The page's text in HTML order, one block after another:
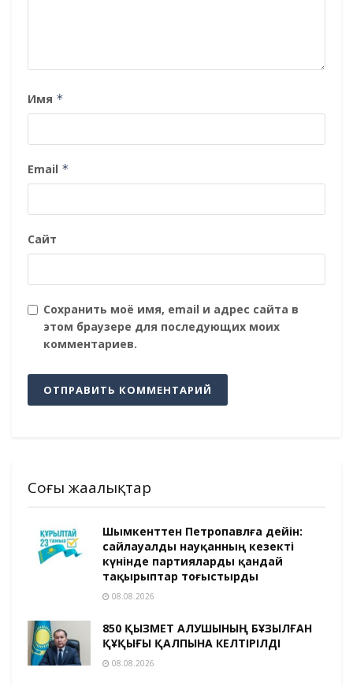
Имя *
Email *
Сайт
Сохранить моё имя, email и адрес сайта в
этом браузере для последующих моих
комментариев.
Соңғы жаңалықтар
Шымкенттен Петропавлға дейін:
сайлауалды науқанның кезекті
күнінде партияларды қандай
тақырыптар тоғыстырды
08.08.2026
850 ҚЫЗМЕТ АЛУШЫНЫҢ БҰЗЫЛҒАН
ҚҰҚЫҒЫ ҚАЛПЫНА КЕЛТІРІЛДІ
08.08.2026